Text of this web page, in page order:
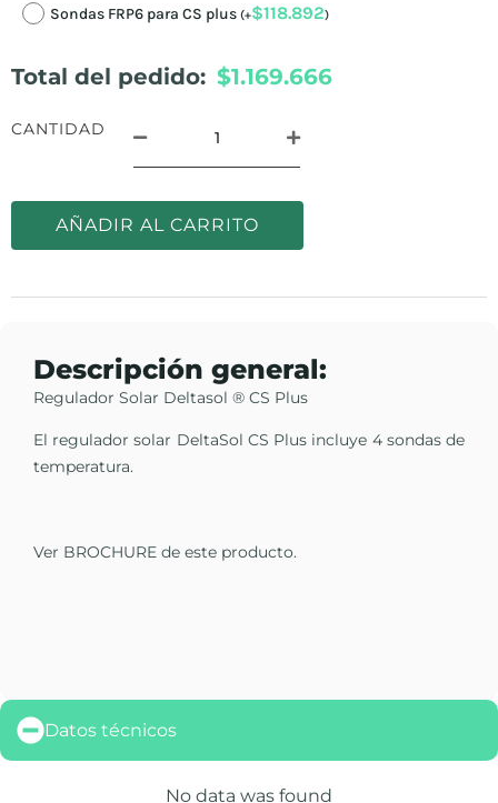
Sondas FRP6 para CS plus (+$118.892)
Total del pedido: $1.169.666
CANTIDAD
AÑADIR AL CARRITO
Descripción general:
Regulador Solar Deltasol ® CS Plus
El regulador solar DeltaSol CS Plus incluye 4 sondas de
temperatura.
Ver BROCHURE de este producto.
Datos técnicos
No data was found